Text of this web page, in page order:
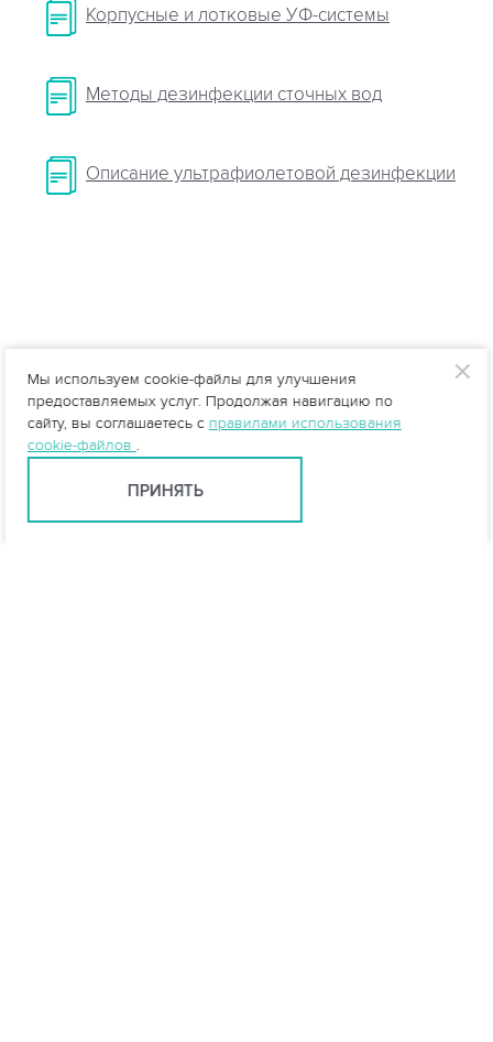
Корпусные и лотковые УФ-системы
Методы дезинфекции сточных вод
Описание ультрафиолетовой дезинфекции
Мы используем cookie-файлы для улучшения
предоставляемых услуг. Продолжая навигацию по
сайту, вы соглашаетесь с правилами использования
cookie-файлов .
ПРИНЯТЬ